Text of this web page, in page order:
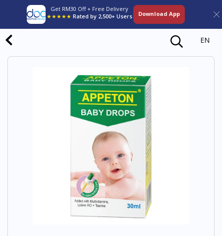
Get RM30 Off + Free Delivery
★★★★★ Rated by 2,500+ Users Download App
EN